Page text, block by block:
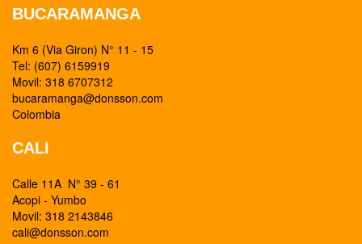
BUCARAMANGA
Km 6 (Via Giron) N° 11 - 15
Tel: (607) 6159919
Movil: 318 6707312
bucaramanga@donsson.com
Colombia
CALI
Calle 11A N° 39 - 61
Acopi - Yumbo
Movil: 318 2143846
cali@donsson.com